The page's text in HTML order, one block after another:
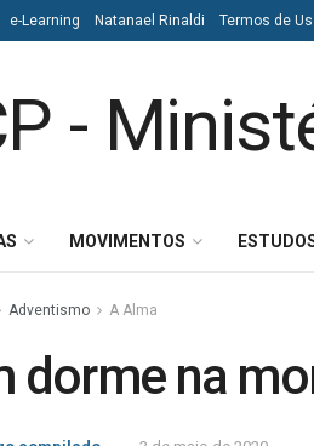
e-Learning Natanael Rinaldi Termos de
MOVIMENTOS
Adventismo A Alma
dorme na